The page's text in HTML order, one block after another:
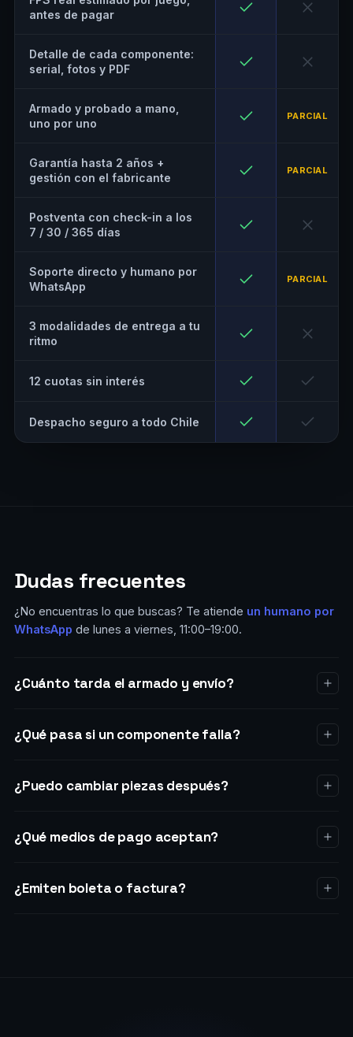
antes de pagar
Detalle de cada componente:
serial, fotos y PDF
Armado y probado a mano,
uno por uno
PARCIAL
Garantía hasta 2 años +
gestión con el fabricante
PARCIAL
Postventa con check-in a los
7 / 30 / 365 días
Soporte directo y humano por
WhatsApp
PARCIAL
3 modalidades de entrega a tu
ritmo
12 cuotas sin interés
Despacho seguro a todo Chile
Dudas frecuentes
¿No encuentras lo que buscas? Te atiende un humano por
WhatsApp de lunes a viernes, 11:00–19:00.
¿Cuánto tarda el armado y envío?
¿Qué pasa si un componente falla?
¿Puedo cambiar piezas después?
¿Qué medios de pago aceptan?
¿Emiten boleta o factura?